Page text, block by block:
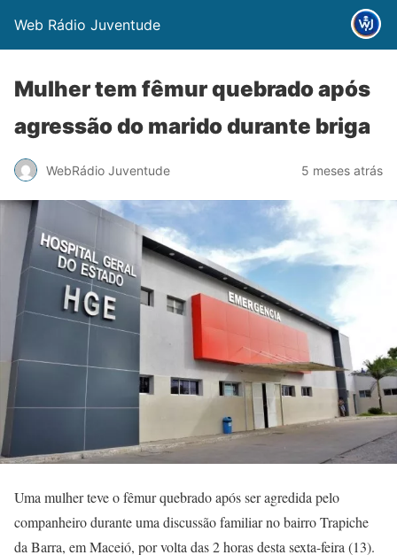
Web Rádio Juventude
Mulher tem fêmur quebrado após
agressão do marido durante briga
WebRádio Juventude 5 meses atrás
Uma mulher teve o fêmur quebrado após ser agredida pelo
companheiro durante uma discussão familiar no bairro Trapiche
da Barra, em Maceió, por volta das 2 horas desta sexta-feira (13).